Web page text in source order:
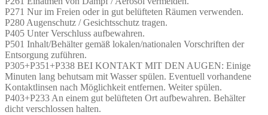
P271 Nur im Freien oder in gut belüfteten Räumen verwenden.
P280 Augenschutz / Gesichtsschutz tragen.
P405 Unter Verschluss aufbewahren.
P501 Inhalt/Behälter gemäß lokalen/nationalen Vorschriften der
Entsorgung zuführen.
P305+P351+P338 BEI KONTAKT MIT DEN AUGEN: Einige
Minuten lang behutsam mit Wasser spülen. Eventuell vorhandene
Kontaktlinsen nach Möglichkeit entfernen. Weiter spülen.
P403+P233 An einem gut belüfteten Ort aufbewahren. Behälter
dicht verschlossen halten.